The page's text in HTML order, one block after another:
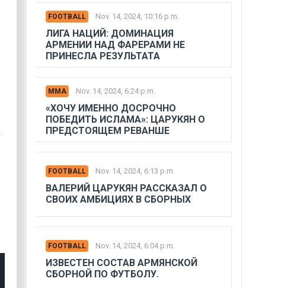
FOOTBALL Nov. 14, 2024, 10:16 p.m.
ЛИГА НАЦИЙ: ДОМИНАЦИЯ
АРМЕНИИ НАД ФАРЕРАМИ НЕ
ПРИНЕСЛА РЕЗУЛЬТАТА
MMA Nov. 14, 2024, 6:24 p.m.
«ХОЧУ ИМЕННО ДОСРОЧНО
ПОБЕДИТЬ ИСЛАМА»: ЦАРУКЯН О
ПРЕДСТОЯЩЕМ РЕВАНШЕ
FOOTBALL Nov. 14, 2024, 6:13 p.m.
ВАЛЕРИЙ ЦАРУКЯН РАССКАЗАЛ О
СВОИХ АМБИЦИЯХ В СБОРНЫХ
FOOTBALL Nov. 14, 2024, 6:04 p.m.
ИЗВЕСТЕН СОСТАВ АРМЯНСКОЙ
СБОРНОЙ ПО ФУТБОЛУ.